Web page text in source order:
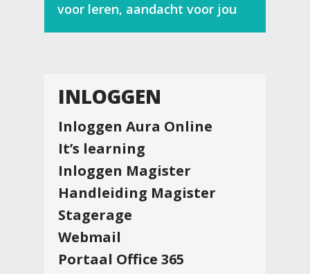
voor leren, aandacht voor jou
INLOGGEN
Inloggen Aura Online
It’s learning
Inloggen Magister
Handleiding Magister
Stagerage
Webmail
Portaal Office 365